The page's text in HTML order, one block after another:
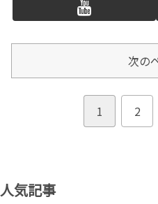
次の
1 2
人気記事